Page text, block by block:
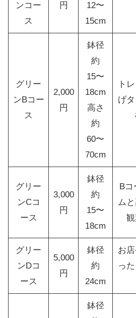
ンコー
ス
円
12〜
15cm
グリー
ンBコー
ス
2,000
円
鉢径
約
15〜
18cm
高さ
約
60〜
70cm
ト
げ
グリー
ンCコ
ース
3,000
円
鉢径
約
15〜
18cm
Bコ
ム
グリー
ンDコ
ース
5,000
円
鉢径
約
24cm
お
っ
鉢径